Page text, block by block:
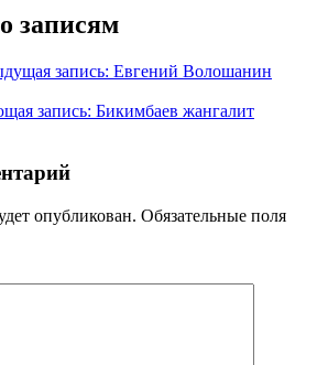
записям
запись: Евгений Волошанин
запись: Бикимбаев жангалит
опубликован. Обязательные поля